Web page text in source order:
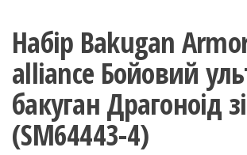
Набір Bakugan
alliance Бойовий
бакуган Драгоноід
(SM64443-4)